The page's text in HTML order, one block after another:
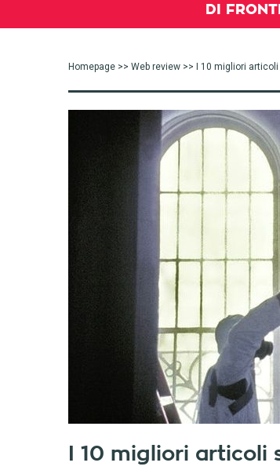
DI
Homepage >> Web review >> I 10 migliori
I 10 migliori